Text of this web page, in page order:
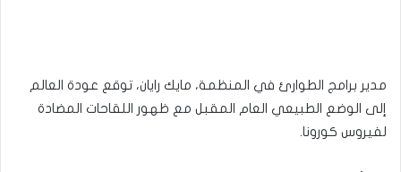
مدير برامج الطوارئ في المنظمة، مايك رايان، توقع عودة العالم
إلى الوضع الطبيعي العام المقبل مع ظهور اللقاحات المضادة
لفيروس كورونا.